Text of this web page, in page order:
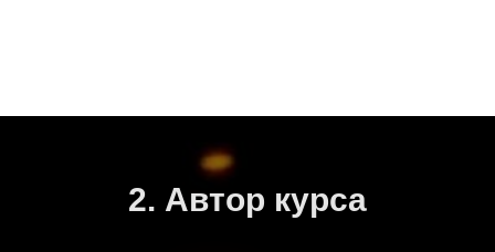
2. Автор курса